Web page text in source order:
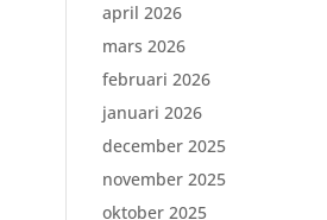
april 2026
mars 2026
februari 2026
januari 2026
december 2025
november 2025
oktober 2025